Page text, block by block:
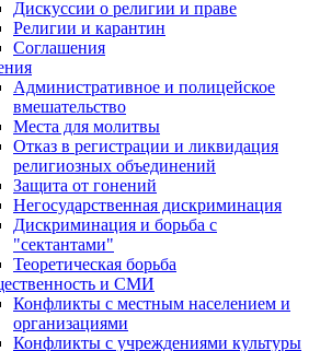
Дискуссии о религии и праве
Религии и карантин
Соглашения
Административное и полицейское
вмешательство
Места для молитвы
Отказ в регистрации и ликвидация
религиозных объединений
Защита от гонений
Негосударственная дискриминация
Дискриминация и борьба с
"сектантами"
Теоретическая борьба
и СМИ
Конфликты с местным населением и
организациями
Конфликты с учреждениями культуры